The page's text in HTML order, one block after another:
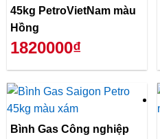
45kg PetroVietNam màu
Hồng
1820000₫
Bình Gas Công nghiệp